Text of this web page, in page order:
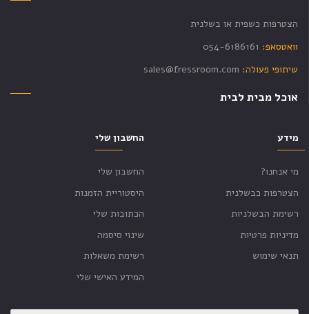
הצטרפות כשפית או בשלנית
וואטסאפ: 054-6186161
שיתופי פעולה: sales@fressroom.com
אוכל מבית לבית
החשבון שלי
החשבון שלי
היסטוריית הזמנות
הכתובות שלי
שינוי סיסמה
רשימת משאלות
המידע האישי שלי
מידע
מי אנחנו?
הצטרפות כבשלנית
רשימת הבשלניות
מדיניות פרטיות
תנאי שימוש